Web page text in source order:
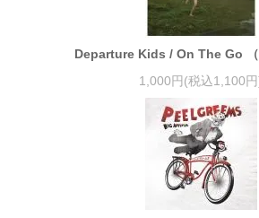
Departure Kids / On The Go （
1,000円(税込1,100